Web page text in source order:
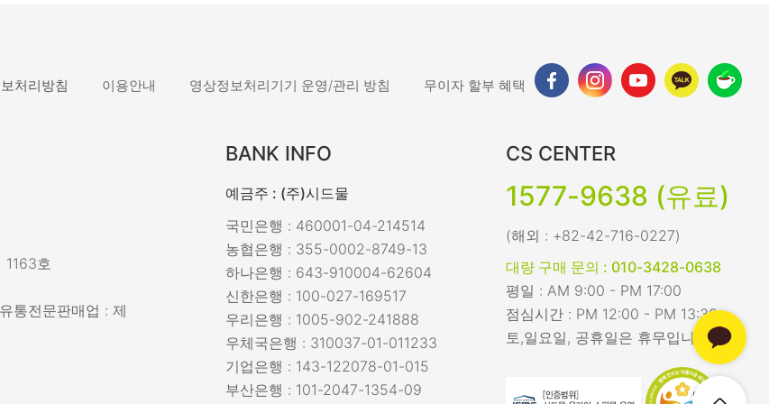
처리방침 이용안내 영상정보처리기기 운영/관리 방침 무이자 할부 혜택
1163호
통전문판매업 : 제
BANK INFO
예금주 : (주)시드물
국민은행 : 460001-04-214514
농협은행 : 355-0002-8749-13
하나은행 : 643-910004-62604
신한은행 : 100-027-169517
우리은행 : 1005-902-241888
우체국은행 : 310037-01-011233
기업은행 : 143-122078-01-015
부산은행 : 101-2047-1354-09
CS CENTER
1577-9638 (유료)
(해외 : +82-42-716-0227)
대량 구매 문의 : 010-3428-0638
평일 : AM 9:00 - PM 17:00
점심시간 : PM 12:00 - PM 13:30
토,일요일, 공휴일은 휴무입니다.